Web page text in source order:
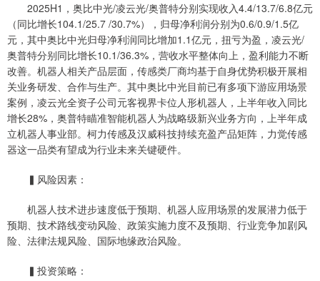
2025H1，奥比中光/凌云光/奥普特分别实现收入4.4/13.7/6.8亿元
（同比增长104.1/25.7 /30.7%），归母净利润分别为0.6/0.9/1.5亿
元，其中奥比中光归母净利润同比增加1.1亿元，扭亏为盈，凌云光/
奥普特分别同比增长10.1/36.3%，营收水平整体向上，盈利能力不断
改善。机器人相关产品层面，传感类厂商均基于自身优势积极开展相
关业务研发、合作与生产。其中奥比中光目前已有多项下游应用场景
案例，凌云光全资子公司元客视界卡位人形机器人，上半年收入同比
增长28%，奥普特瞄准智能机器人为战略级新兴业务方向，上半年成
立机器人事业部。柯力传感及汉威科技持续充盈产品矩阵，力觉传感
器这一品类有望成为行业未来关键硬件。
▍风险因素：
机器人技术进步速度低于预期、机器人应用场景的发展潜力低于
预期、技术路线变动风险、政策实施力度不及预期、行业竞争加剧风
险、法律法规风险、国际地缘政治风险。
▍投资策略：